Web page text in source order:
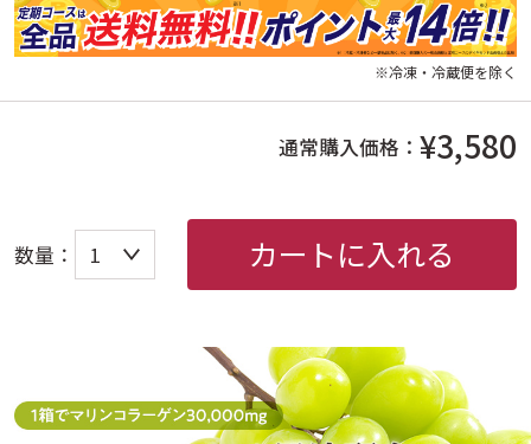
※冷凍・冷蔵便を除く
通常購入価格：¥3,580
数量： カートに入れる